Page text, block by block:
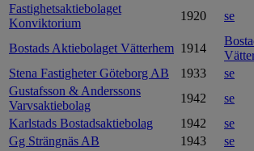
Fastighetsaktiebolaget
Konviktorium
1920 se
Bostads Aktiebolaget Vätterhem 1914
Stena Fastigheter Göteborg AB
1933
se
Gustafsson & Anderssons
Varvsaktiebolag
1942
se
Karlstads Bostadsaktiebolag
1942
se
Gg Strängnäs AB
1943
se